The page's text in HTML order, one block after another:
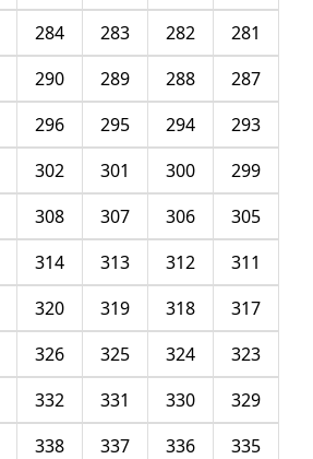
281
282
283
284
287
288
289
290
293
294
295
296
299
300
301
302
305
306
307
308
311
312
313
314
317
318
319
320
323
324
325
326
329
330
331
332
335
336
337
338